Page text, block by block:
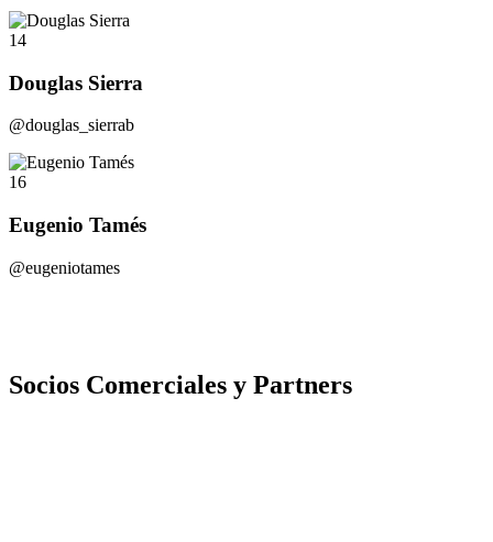
14
Douglas Sierra
@douglas_sierrab
16
Eugenio Tamés
@eugeniotames
Socios Comerciales y Partners